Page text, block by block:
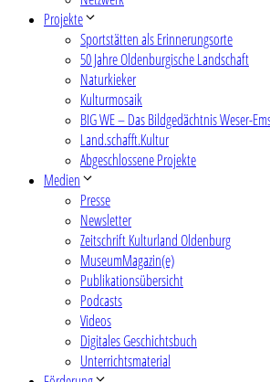
Projekte
Sportstätten als Erinnerungsorte
50 Jahre Oldenburgische Landschaft
Naturkieker
Kulturmosaik
BIG WE – Das Bildgedächtnis Weser-
Land.schafft.Kultur
Abgeschlossene Projekte
Medien
Presse
Newsletter
Zeitschrift Kulturland Oldenburg
MuseumMagazin(e)
Publikationsübersicht
Podcasts
Videos
Digitales Geschichtsbuch
Unterrichtsmaterial